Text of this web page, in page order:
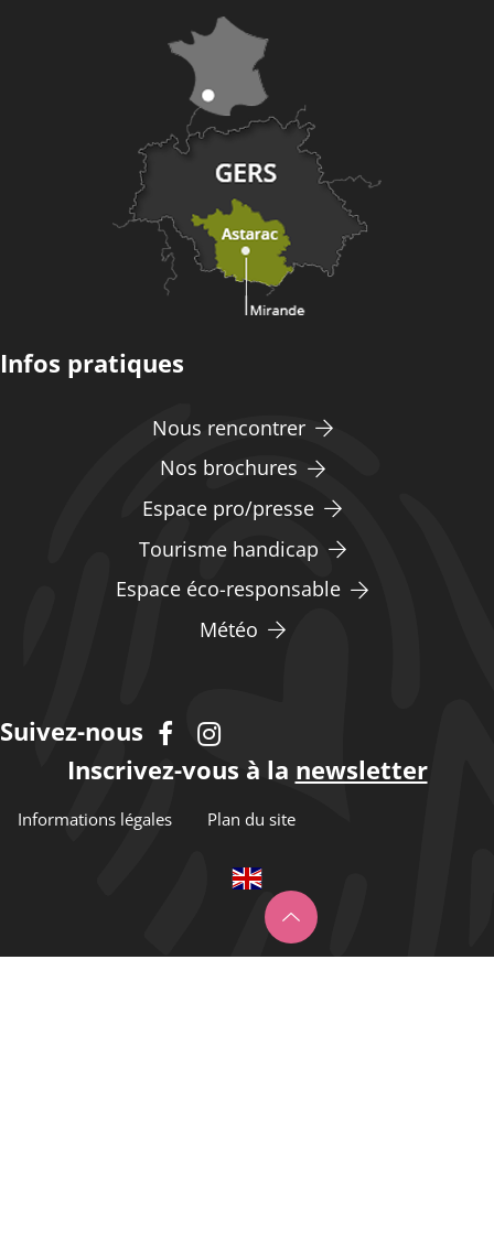
Infos pratiques
Nous rencontrer
Nos brochures
Espace pro/presse
Tourisme handicap
Espace éco-responsable
Météo
Suivez-nous
Inscrivez-vous à la newsletter
Informations légales Plan du site